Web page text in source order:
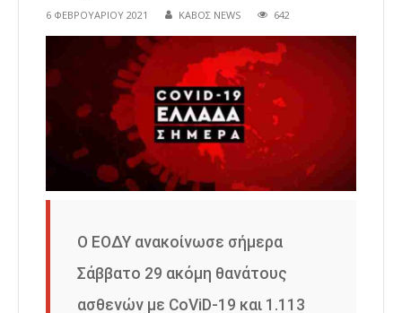
6 ΦΕΒΡΟΥΑΡΊΟΥ 2021 ΚΑΒΟΣ NEWS 642
Ο ΕΟΔΥ ανακοίνωσε σήμερα
Σάββατο 29 ακόμη θανάτους
ασθενών με CoViD-19 και 1.113